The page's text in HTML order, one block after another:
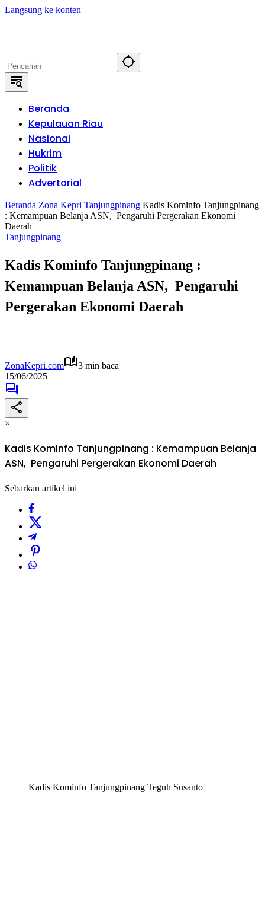
Langsung ke konten
Beranda
Kepulauan Riau
Nasional
Hukrim
Politik
Advertorial
Beranda Zona Kepri Tanjungpinang Kadis Kominfo Tanjungpinang
: Kemampuan Belanja ASN, Pengaruhi Pergerakan Ekonomi
Daerah
Tanjungpinang
Kadis Kominfo Tanjungpinang :
Kemampuan Belanja ASN, Pengaruhi
Pergerakan Ekonomi Daerah
ZonaKepri.com
3 min baca
15/06/2025
×
Kadis Kominfo Tanjungpinang : Kemampuan Belanja
ASN, Pengaruhi Pergerakan Ekonomi Daerah
Sebarkan artikel ini
Kadis Kominfo Tanjungpinang Teguh Susanto